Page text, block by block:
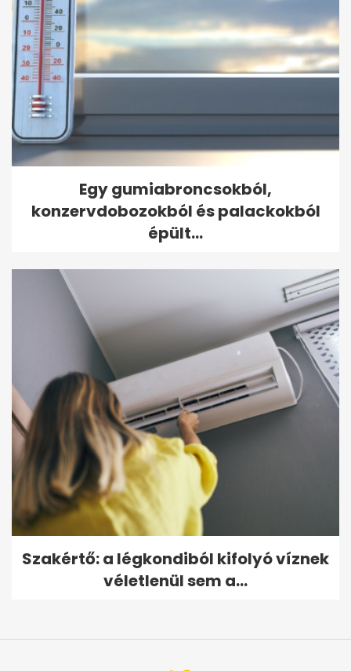
Egy gumiabroncsokból,
konzervdobozokból és palackokból
épült...
Szakértő: a légkondiból kifolyó víznek
véletlenül sem a...